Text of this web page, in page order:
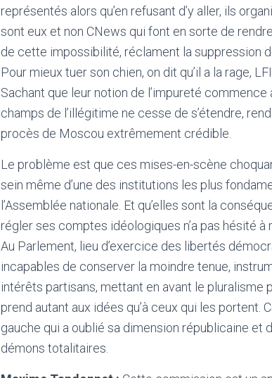
représentés alors qu’en refusant d’y aller, ils
sont eux et non CNews qui font en sorte de
de cette impossibilité, réclament la suppression
Pour mieux tuer son chien, on dit qu’il a la rage,
Sachant que leur notion de l’impureté
champs de l’illégitime ne cesse de s’étendre,
procès de Moscou extrêmement crédible.
Le problème est que ces mises-en-scène
sein même d’une des institutions les plus
l’Assemblée nationale. Et qu’elles sont la
régler ses comptes idéologiques n’a pas hésité à
Au Parlement, lieu d’exercice des libertés
incapables de conserver la moindre tenue,
intérêts partisans, mettant en avant le pluralisme
prend autant aux idées qu’à ceux qui les
gauche qui a oublié sa dimension républicaine
démons totalitaires.